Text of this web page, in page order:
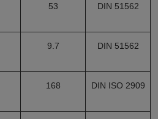
53 DIN 51562
9.7 DIN 51562
168 DIN ISO 2909